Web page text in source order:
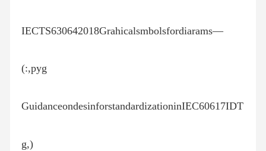
IECTS630642018Grahicalsmbolsfordiarams—
(:,pyg
GuidanceondesinforstandardizationinIEC60617IDT
g,)